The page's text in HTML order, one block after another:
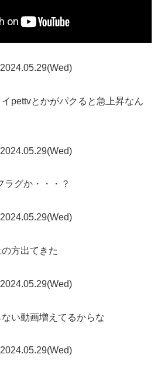
2024.05.29(Wed)
pettvとかがパクると急上昇なん
2024.05.29(Wed)
グか・・・？
2024.05.29(Wed)
方出てきた
2024.05.29(Wed)
い動画増えてるからな
2024.05.29(Wed)